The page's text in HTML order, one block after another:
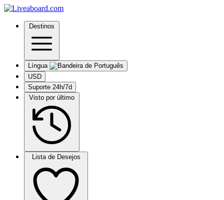
Destinos
Língua
USD
Suporte 24h/7d
Visto por último
Lista de Desejos